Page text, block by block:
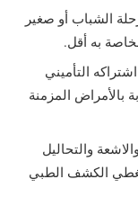
الشباب أو صغير
به أقل.
التأميني
بالأمراض المزمنة
والتحاليل
الكشف الطبي